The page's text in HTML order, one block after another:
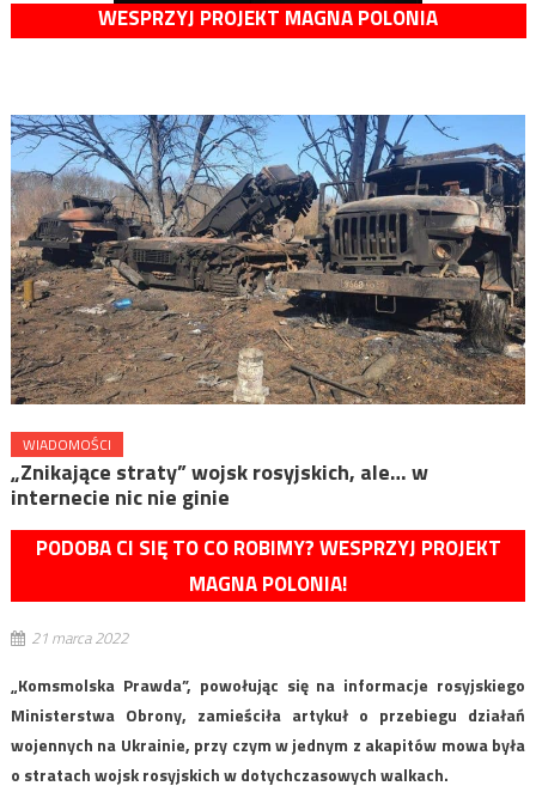
WESPRZYJ PROJEKT MAGNA POLONIA
WIADOMOŚCI
„Znikające straty” wojsk rosyjskich, ale… w
internecie nic nie ginie
PODOBA CI SIĘ TO CO ROBIMY? WESPRZYJ PROJEKT
MAGNA POLONIA!
21 marca 2022
„Komsmolska Prawda”, powołując się na informacje rosyjskiego
Ministerstwa Obrony, zamieściła artykuł o przebiegu działań
wojennych na Ukrainie, przy czym w jednym z akapitów mowa była
o stratach wojsk rosyjskich w dotychczasowych walkach.